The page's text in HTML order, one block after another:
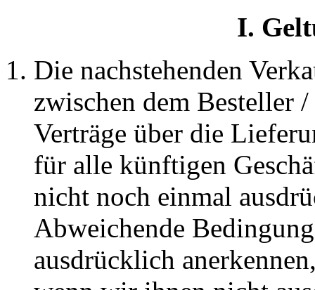
I.
Die nachstehenden
zwischen dem Besteller
Verträge über die
für alle künftigen
nicht noch einmal
Abweichende
ausdrücklich